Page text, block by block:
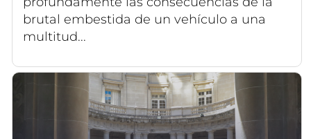
brutal embestida de un vehículo a una
multitud...